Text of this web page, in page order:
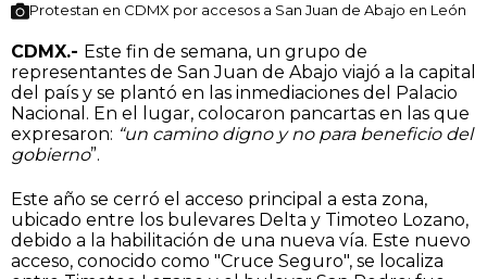
Protestan en CDMX por accesos a San Juan de Abajo en León
CDMX.- Este fin de semana, un grupo de
representantes de San Juan de Abajo viajó a la capital
del país y se plantó en las inmediaciones del Palacio
Nacional. En el lugar, colocaron pancartas en las que
expresaron: “un camino digno y no para beneficio del
gobierno”.
Este año se cerró el acceso principal a esta zona,
ubicado entre los bulevares Delta y Timoteo Lozano,
debido a la habilitación de una nueva vía. Este nuevo
acceso, conocido como "Cruce Seguro", se localiza